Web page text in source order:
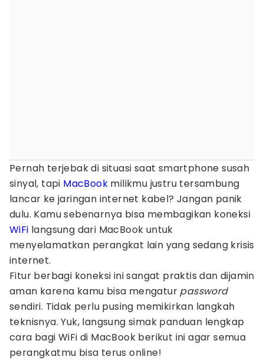
Pernah terjebak di situasi saat smartphone susah
sinyal, tapi MacBook milikmu justru tersambung
lancar ke jaringan internet kabel? Jangan panik
dulu. Kamu sebenarnya bisa membagikan koneksi
WiFi langsung dari MacBook untuk
menyelamatkan perangkat lain yang sedang krisis
internet.
Fitur berbagi koneksi ini sangat praktis dan dijamin
aman karena kamu bisa mengatur password
sendiri. Tidak perlu pusing memikirkan langkah
teknisnya. Yuk, langsung simak panduan lengkap
cara bagi WiFi di MacBook berikut ini agar semua
perangkatmu bisa terus online!